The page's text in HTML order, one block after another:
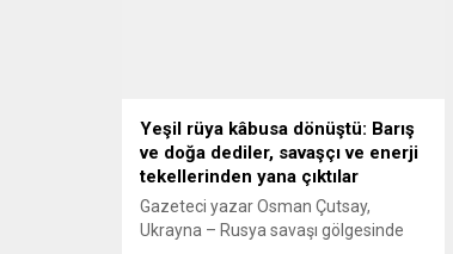
Yeşil rüya kâbusa dönüştü: Barış
ve doğa dediler, savaşçı ve enerji
tekellerinden yana çıktılar
Gazeteci yazar Osman Çutsay,
Ukrayna – Rusya savaşı gölgesinde